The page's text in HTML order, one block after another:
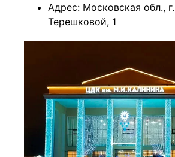
Адрес: Московская обл.,
Терешковой, 1